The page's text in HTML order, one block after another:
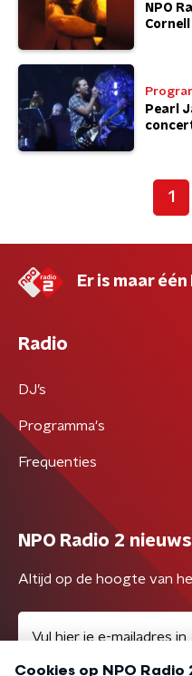
NPO
Cornell
Pearl
1
Er is maar één
Radio
DJ’s
Programma's
Frequenties
NPO Radio 2
Altijd op de hoogte van